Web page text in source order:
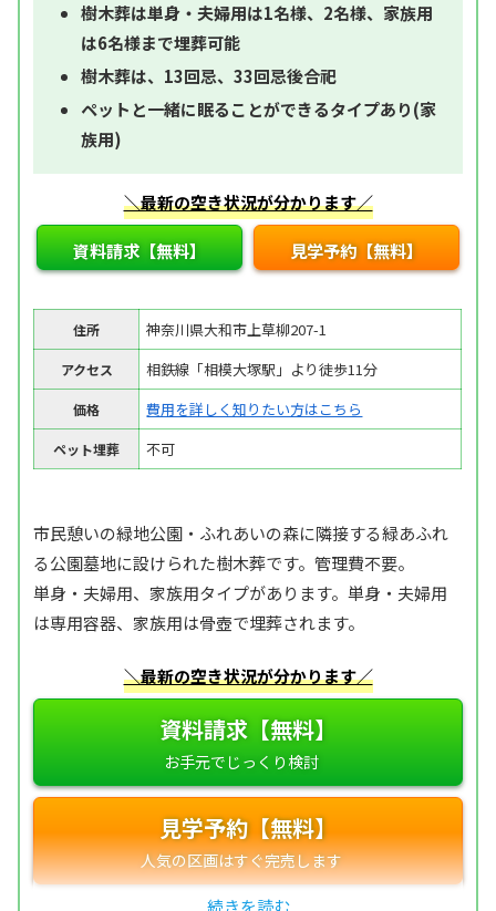
樹木葬は単身・夫婦用は1名様、2名様、家族用
は6名様まで埋葬可能
樹木葬は、13回忌、33回忌後合祀
ペットと一緒に眠ることができるタイプあり(家
族用)
＼最新の空き状況が分かります／
資料請求【無料】 見学予約【無料】
住所 神奈川県大和市上草柳207-1
アクセス 相鉄線「相模大塚駅」より徒歩11分
価格 費用を詳しく知りたい方はこちら
ペット埋葬 不可
市民憩いの緑地公園・ふれあいの森に隣接する緑あふれ
る公園墓地に設けられた樹木葬です。管理費不要。
単身・夫婦用、家族用タイプがあります。単身・夫婦用
は専用容器、家族用は骨壺で埋葬されます。
＼最新の空き状況が分かります／
資料請求【無料】
見学予約【無料】